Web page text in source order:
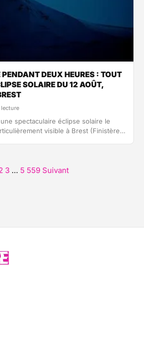
PENDANT DEUX HEURES : TOUT
SOLAIRE DU 12 AOÛT,
lecture
spectaculaire éclipse solaire le
visible à Brest (Finistère),
3 … 5 559 Suivant